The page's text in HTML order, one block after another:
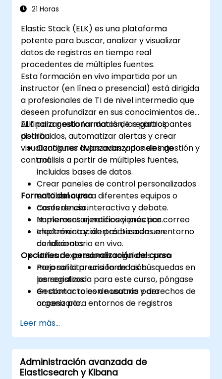
21 Horas
Elastic Stack (ELK) es una plataforma
potente para buscar, analizar y visualizar
datos de registros en tiempo real
procedentes de múltiples fuentes.
Esta formación en vivo impartida por un
instructor (en línea o presencial) está dirigida
a profesionales de TI de nivel intermedio que
deseen profundizar en sus conocimientos de
ELK para gestionar datos de registros
distribuidos, automatizar alertas y crear
visualizaciones avanzadas y paneles de
control.
Al finalizar esta formación, los participantes
podrán:
Configurar flujos avanzados de ingestión y
análisis a partir de múltiples fuentes,
incluidas bases de datos.
Crear paneles de control personalizados
en Kibana para diferentes equipos o
casos de uso.
Implementar notificaciones por correo
electrónico y alertas basadas en
condiciones.
Utilizar expresiones regulares para
mejorar la precisión de las búsquedas en
los registros.
Gestionar roles de usuario y derechos de
acceso para entornos de registros
Interactuar con la API REST de
Elasticsearch para automatización e
integración.
Formato del curso
Conferencia interactiva y debate.
Numerosos ejercicios y práctica.
Implementación práctica en un entorno
de laboratorio en vivo.
Opciones de personalización del curso
Para solicitar una formación
personalizada para este curso, póngase
en contacto con nosotros para
organizarlo.
Leer más...
Administración avanzada de
Elasticsearch y Kibana